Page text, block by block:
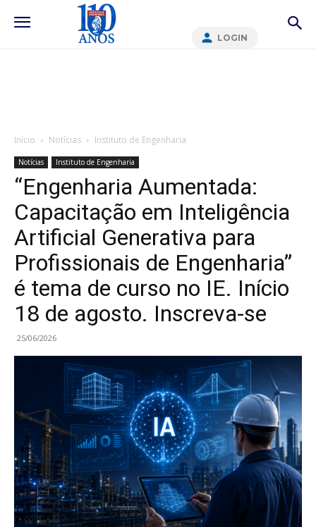
LOGIN
Início Notícias Instituto de Engenharia
Notícias Instituto de Engenharia
“Engenharia Aumentada:
Capacitação em Inteligência
Artificial Generativa para
Profissionais de Engenharia”
é tema de curso no IE. Início
18 de agosto. Inscreva-se
25/06/2026